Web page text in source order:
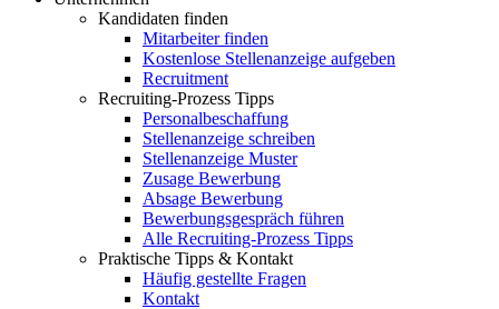
Kandidaten finden
Mitarbeiter finden
Kostenlose Stellenanzeige aufgeben
Recruitment
Recruiting-Prozess Tipps
Personalbeschaffung
Stellenanzeige schreiben
Stellenanzeige Muster
Zusage Bewerbung
Absage Bewerbung
Bewerbungsgespräch führen
Alle Recruiting-Prozess Tipps
Praktische Tipps & Kontakt
Häufig gestellte Fragen
Kontakt